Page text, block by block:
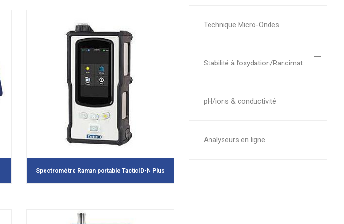
Technique Micro-Ondes
Stabilité à l’oxydation/Rancimat
pH/ions & conductivité
Analyseurs en ligne
Spectromètre Raman portable TacticID-N Plus